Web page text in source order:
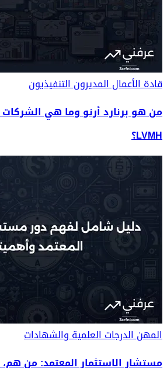
قادة الأعمالالمديرون التنفيذيون
من هو برنارد أرنو وما هي الشركات
LVMH؟
المهنالدرجات العلمية والشهادات
مستشار الاستثمار المعتمد: من